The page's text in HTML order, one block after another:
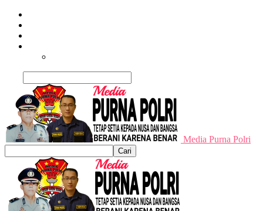
Media Purna Polri